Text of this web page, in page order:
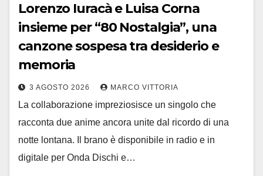
Lorenzo Iuracà e Luisa Corna
insieme per “80 Nostalgia”, una
canzone sospesa tra desiderio e
memoria
3 AGOSTO 2026 MARCO VITTORIA
La collaborazione impreziosisce un singolo che
racconta due anime ancora unite dal ricordo di una
notte lontana. Il brano è disponibile in radio e in
digitale per Onda Dischi e…